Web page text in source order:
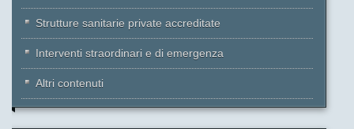
Strutture sanitarie private accreditate
Interventi straordinari e di emergenza
Altri contenuti